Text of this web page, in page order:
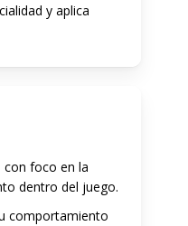
y aplica
con foco en la
dentro del juego.
comportamiento